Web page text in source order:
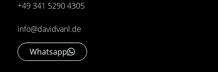
+49 341 5290 4305
info@davidvanl.de
Whatsapp